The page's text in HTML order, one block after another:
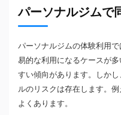
パーソナルジムで
パーソナルジムの体験利用
易的な利用になるケースが
すい傾向があります。しか
ルのリスクは存在します。
よくあります。